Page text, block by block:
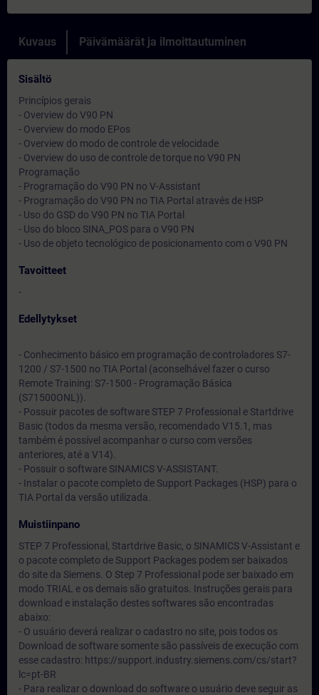
Kuvaus Päivämäärät ja ilmoittautuminen
Sisältö
Princípios gerais
- Overview do V90 PN
- Overview do modo EPos
- Overview do modo de controle de velocidade
- Overview do uso de controle de torque no V90 PN
Programação
- Programação do V90 PN no V-Assistant
- Programação do V90 PN no TIA Portal através de HSP
- Uso do GSD do V90 PN no TIA Portal
- Uso do bloco SINA_POS para o V90 PN
- Uso de objeto tecnológico de posicionamento com o V90 PN
Tavoitteet
-
Edellytykset
- Conhecimento básico em programação de controladores S7-
1200 / S7-1500 no TIA Portal (aconselhável fazer o curso
Remote Training: S7-1500 - Programação Básica
(S71500ONL)).
- Possuir pacotes de software STEP 7 Professional e Startdrive
Basic (todos da mesma versão, recomendado V15.1, mas
também é possível acompanhar o curso com versões
anteriores, até a V14).
- Possuir o software SINAMICS V-ASSISTANT.
- Instalar o pacote completo de Support Packages (HSP) para o
TIA Portal da versão utilizada.
Muistiinpano
STEP 7 Professional, Startdrive Basic, o SINAMICS V-Assistant e
o pacote completo de Support Packages podem ser baixados
do site da Siemens. O Step 7 Professional pode ser baixado em
modo TRIAL e os demais são gratuitos. Instruções gerais para
download e instalação destes softwares são encontradas
abaixo:
- O usuário deverá realizar o cadastro no site, pois todos os
Download de software somente são passíveis de execução com
esse cadastro: https://support.industry.siemens.com/cs/start?
lc=pt-BR
- Para realizar o download do software o usuário deve seguir as